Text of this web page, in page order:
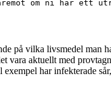
på vilka livsmedel man
vara aktuellt med
har infekterade